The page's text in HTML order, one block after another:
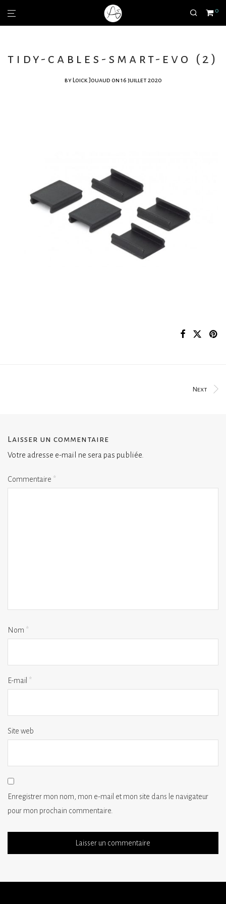
0
tidy-cables-smart-evo (2)
by Loick Jouaud on 16 juillet 2020
Next
Laisser un commentaire
Votre adresse e-mail ne sera pas publiée.
Commentaire *
Nom *
E-mail *
Site web
Enregistrer mon nom, mon e-mail et mon site dans le navigateur
pour mon prochain commentaire.